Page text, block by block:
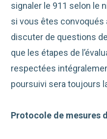
signaler le 911 selon le
si vous êtes convoqués
discuter de questions
que les étapes de
respectées
poursuivi sera toujours
Protocole de mesures